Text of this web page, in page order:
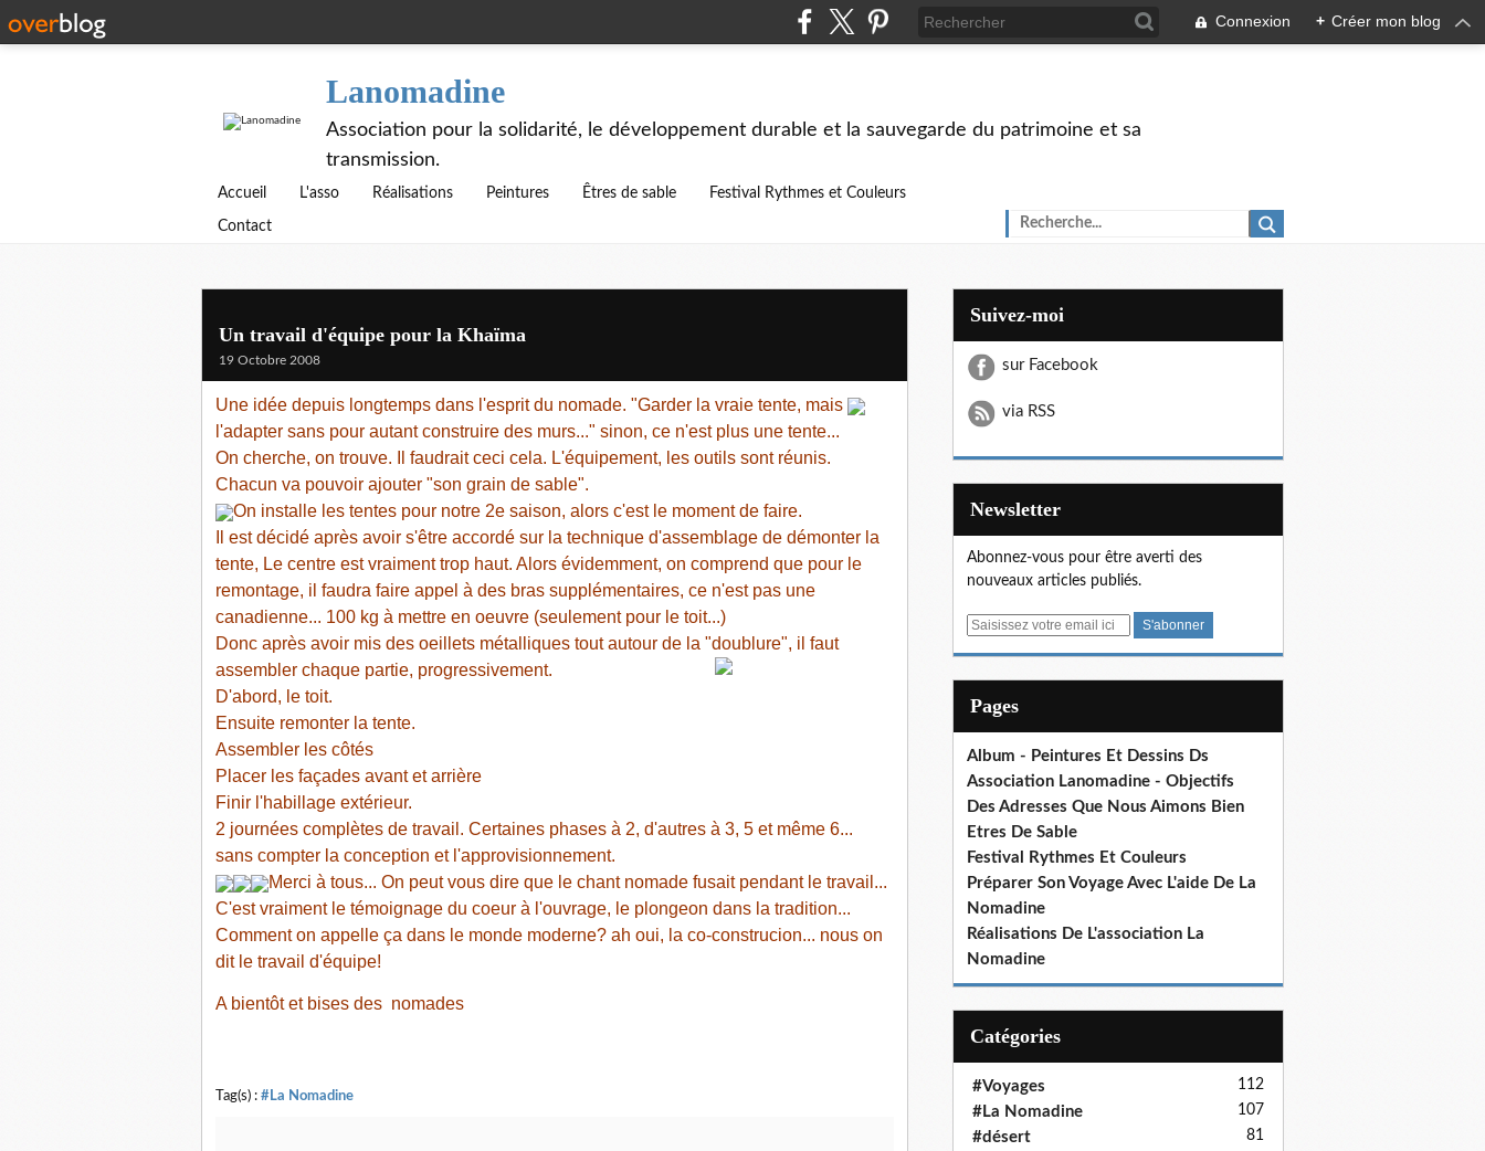
Connexion + Créer mon blog
Lanomadine
Association pour la solidarité, le développement durable et la sauvegarde du patrimoine et sa
transmission.
Accueil L'asso Réalisations Peintures Êtres de sable Festival Rythmes et Couleurs
Contact
Un travail d'équipe pour la Khaïma
19 Octobre 2008
Une idée depuis longtemps dans l'esprit du nomade. "Garder la vraie tente, mais
l'adapter sans pour autant construire des murs..." sinon, ce n'est plus une tente...
On cherche, on trouve. Il faudrait ceci cela. L'équipement, les outils sont réunis.
Chacun va pouvoir ajouter "son grain de sable".
On installe les tentes pour notre 2e saison, alors c'est le moment de faire.
Il est décidé après avoir s'être accordé sur la technique d'assemblage de démonter la
tente, Le centre est vraiment trop haut. Alors évidemment, on comprend que pour le
remontage, il faudra faire appel à des bras supplémentaires, ce n'est pas une
canadienne... 100 kg à mettre en oeuvre (seulement pour le toit...)
Donc après avoir mis des oeillets métalliques tout autour de la "doublure", il faut
assembler chaque partie, progressivement.
D'abord, le toit.
Ensuite remonter la tente.
Assembler les côtés
Placer les façades avant et arrière
Finir l'habillage extérieur.
2 journées complètes de travail. Certaines phases à 2, d'autres à 3, 5 et même 6...
sans compter la conception et l'approvisionnement.
Merci à tous... On peut vous dire que le chant nomade fusait pendant le travail...
C'est vraiment le témoignage du coeur à l'ouvrage, le plongeon dans la tradition...
Comment on appelle ça dans le monde moderne? ah oui, la co-construcion... nous on
dit le travail d'équipe!
A bientôt et bises des nomades
Tag(s) : #La Nomadine
Suivez-moi
sur Facebook
via RSS
Newsletter
Abonnez-vous pour être averti des
nouveaux articles publiés.
E
Pages
Album - Peintures Et Dessins Ds
Association Lanomadine - Objectifs
Des Adresses Que Nous Aimons Bien
Etres De Sable
Festival Rythmes Et Couleurs
Préparer Son Voyage Avec L'aide De La
Nomadine
Réalisations De L'association La
Nomadine
Catégories
#Voyages 112
#La Nomadine 107
#désert 81